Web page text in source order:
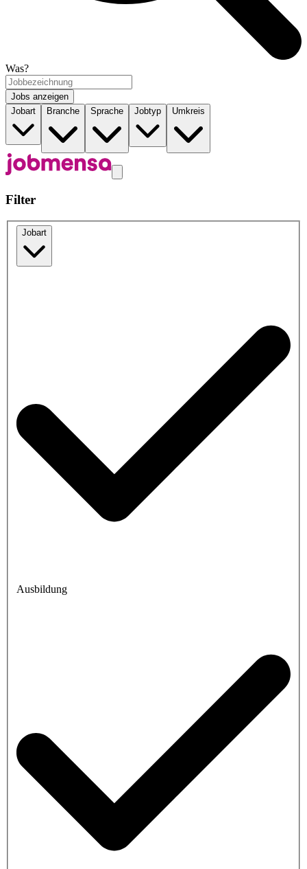
Was?
Jobs anzeigen
Jobart
Branche Sprache Jobtyp Umkreis
Filter
Jobart
Ausbildung